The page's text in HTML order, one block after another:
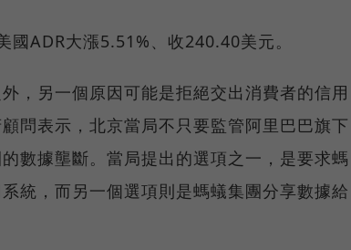
ADR大漲5.51%、收240.40美元。
，另一個原因可能是拒絕交出消費者的信用
問表示，北京當局不只要監管阿里巴巴旗下
數據壟斷。當局提出的選項之一，是要求螞
統，而另一個選項則是螞蟻集團分享數據給